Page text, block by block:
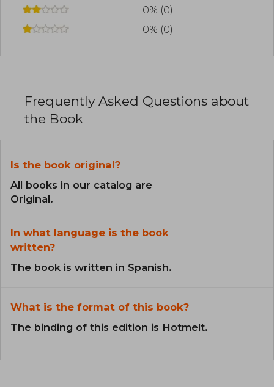
0% (0)
0% (0)
Frequently Asked Questions about
the Book
Is the book original?
All books in our catalog are
Original.
In what language is the book
written?
The book is written in Spanish.
What is the format of this book?
The binding of this edition is Hotmelt.